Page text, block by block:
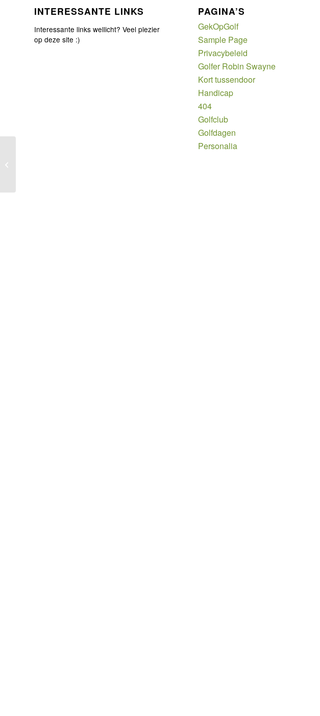
INTERESSANTE LINKS
Interessante links wellicht? Veel plezier
op deze site :)
PAGINA’S
GekOpGolf
Sample Page
Privacybeleid
Golfer Robin Swayne
Kort tussendoor
Handicap
404
Golfclub
Golfdagen
Personalia